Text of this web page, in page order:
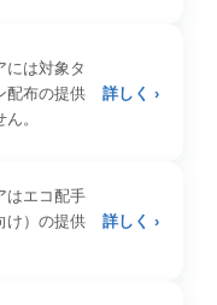
には対象タ
配布の提供
。
詳しく ›
はエコ配手
け）の提供
詳しく ›